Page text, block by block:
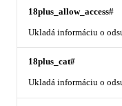
18plus_allow_access#
Ukladá informáciu o
18plus_cat#
Ukladá informáciu o